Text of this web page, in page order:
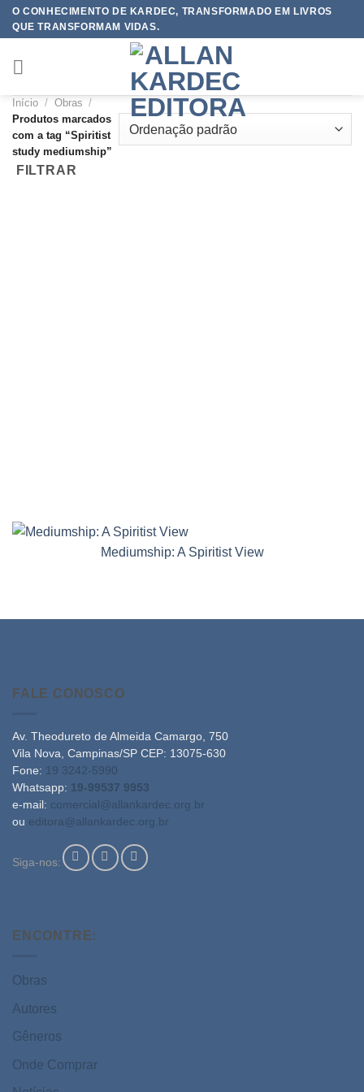
SkipO CONHECIMENTO DE KARDEC, TRANSFORMADO EM LIVROS
QUE TRANSFORMAM VIDAS.
Início / Obras /
Produtos marcados
com a tag “Spiritist
study mediumship”
FILTRAR
Mediumship: A Spiritist View
FALE CONOSCO
Av. Theodureto de Almeida Camargo, 750
Vila Nova, Campinas/SP CEP: 13075-630
Fone: 19 3242-5990
Whatsapp: 19-99537 9953
e-mail: comercial@allankardec.org.br
ou editora@allankardec.org.br
Siga-nos:
ENCONTRE:
Obras
Autores
Gêneros
Onde Comprar